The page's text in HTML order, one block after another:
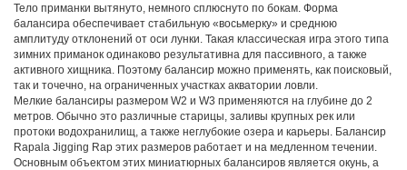
Тело приманки вытянуто, немного сплюснуто по бокам. Форма
балансира обеспечивает стабильную «восьмерку» и среднюю
амплитуду отклонений от оси лунки. Такая классическая игра этого типа
зимних приманок одинаково результативна для пассивного, а также
активного хищника. Поэтому балансир можно применять, как поисковый,
так и точечно, на ограниченных участках акватории ловли.
Мелкие балансиры размером W2 и W3 применяются на глубине до 2
метров. Обычно это различные старицы, заливы крупных рек или
протоки водохранилищ, а также неглубокие озера и карьеры. Балансир
Rapala Jigging Rap этих размеров работает и на медленном течении.
Основным объектом этих миниатюрных балансиров является окунь, а